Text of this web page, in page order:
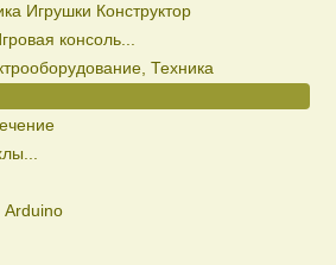
Игрушки Конструктор
консоль...
Техника
Arduino